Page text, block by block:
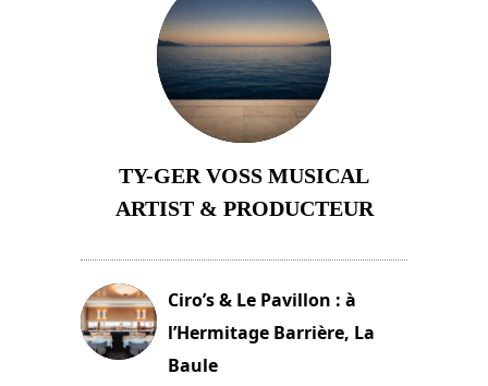
TY-GER VOSS MUSICAL
ARTIST & PRODUCTEUR
Ciro’s & Le Pavillon : à
l’Hermitage Barrière, La
Baule